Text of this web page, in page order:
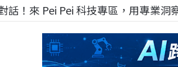
話！來 Pei Pei 科技專區，用專業洞